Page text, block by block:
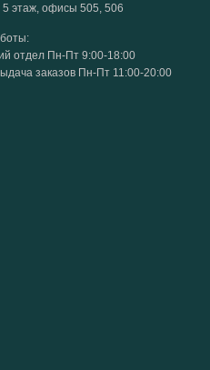
5 этаж, офисы 505, 506
отдел Пн-Пт 9:00-18:00
заказов Пн-Пт 11:00-20:00